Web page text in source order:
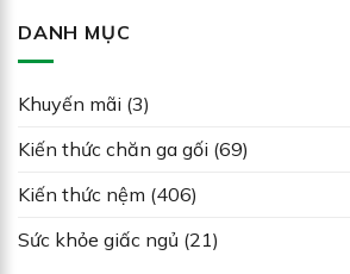
DANH MỤC
Khuyến mãi (3)
Kiến thức chăn ga gối (69)
Kiến thức nệm (406)
Sức khỏe giấc ngủ (21)